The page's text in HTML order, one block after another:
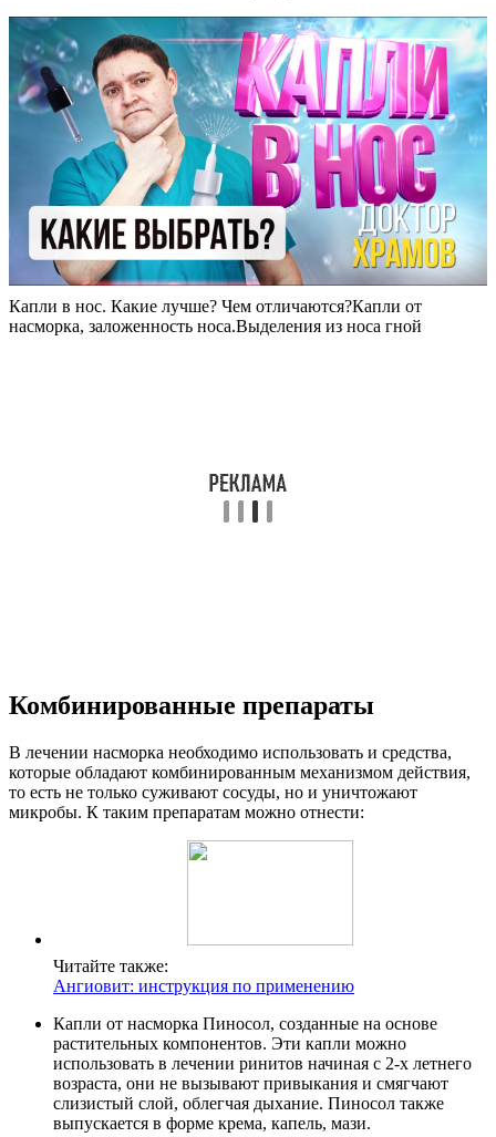
Капли в нос. Какие лучше? Чем отличаются?Капли от
насморка, заложенность носа.Выделения из носа гной
Комбинированные препараты
В лечении насморка необходимо использовать и средства,
которые обладают комбинированным механизмом действия,
то есть не только суживают сосуды, но и уничтожают
микробы. К таким препаратам можно отнести:
Читайте также:
Ангиовит: инструкция по применению
Капли от насморка Пиносол, созданные на основе
растительных компонентов. Эти капли можно
использовать в лечении ринитов начиная с 2-х летнего
возраста, они не вызывают привыкания и смягчают
слизистый слой, облегчая дыхание. Пиносол также
выпускается в форме крема, капель, мази.